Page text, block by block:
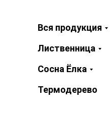
Закрыть
Вся продукция
Лиственница
Сосна Ёлка
Термодерево